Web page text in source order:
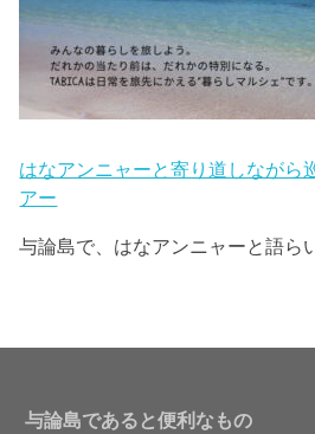
はなアンニャーと寄り道しながら
アー
与論島で、はなアンニャーと語ら
与論島であると便利なもの